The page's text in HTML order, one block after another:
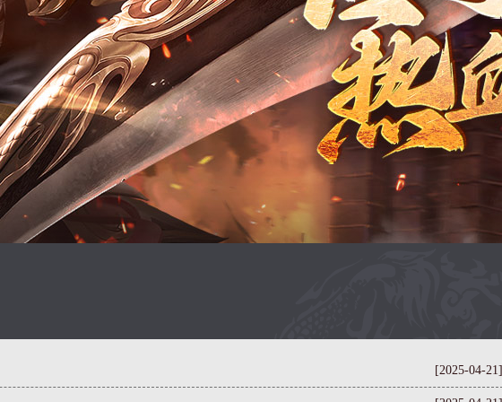
[2025-04-21]